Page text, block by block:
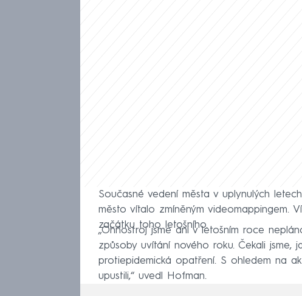
Současné vedení města v uplynulých
město vítalo zmíněným videomappingem.
začátku toho letošního.
„Ohňostroj jsme ani v letošním roce
způsoby uvítání nového roku. Čekali jsme,
protiepidemická opatření. S ohledem na
upustili,“ uvedl Hofman.